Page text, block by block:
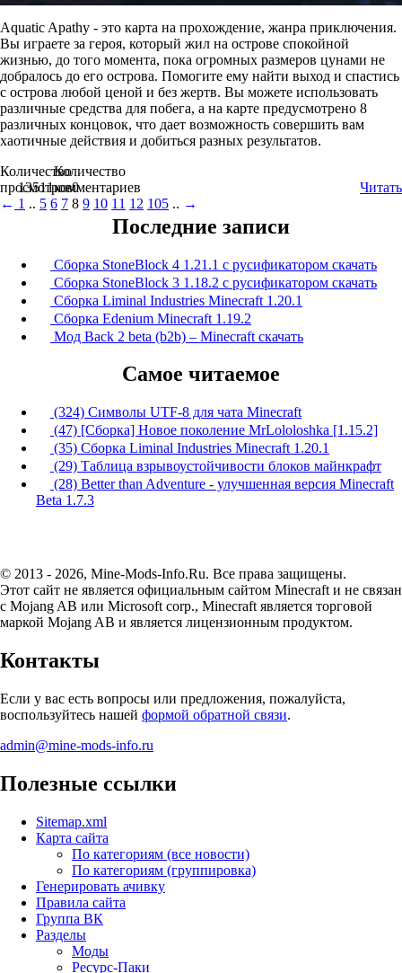
Aquatic Apathy - это карта на прохождение, жанра приключения.
Вы играете за героя, который жил на острове спокойной
жизнью, до того момента, пока огромных размеров цунами не
добралось до его острова. Помогите ему найти выход и спастись
с острова любой ценой и без жертв. Вы можете использовать
различные средства для побега, а на карте предусмотрено 8
различных концовок, что дает возможность совершить вам
хаотичные действия и добиться разных результатов.
Количество
просмотров
13511
Количество
комментариев
0
Читать
← 1 .. 5 6 7 8 9 10 11 12 105 .. →
Последние записи
Сборка StoneBlock 4 1.21.1 с русификатором скачать
Сборка StoneBlock 3 1.18.2 с русификатором скачать
Сборка Liminal Industries Minecraft 1.20.1
Сборка Edenium Minecraft 1.19.2
Мод Back 2 beta (b2b) – Minecraft скачать
Самое читаемое
(324) Символы UTF-8 для чата Minecraft
(47) [Сборка] Новое поколение MrLololoshka [1.15.2]
(35) Сборка Liminal Industries Minecraft 1.20.1
(29) Таблица взрывоустойчивости блоков майнкрафт
(28) Better than Adventure - улучшенная версия Minecraft
Beta 1.7.3
© 2013 - 2026, Mine-Mods-Info.Ru. Все права защищены.
Этот сайт не является официальным сайтом Minecraft и не связан
с Mojang AB или Microsoft corp., Minecraft является торговой
маркой Mojang AB и является лицензионным продуктом.
Контакты
Если у вас есть вопросы или предложения, пожалуйста,
воспользуйтесь нашей формой обратной связи.
admin@mine-mods-info.ru
Полезные ссылки
Sitemap.xml
Карта сайта
По категориям (все новости)
По категориям (группировка)
Генерировать ачивку
Правила сайта
Группа ВК
Разделы
Моды
Ресурс-Паки